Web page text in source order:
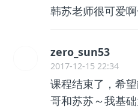
韩苏老师很可爱
zero_sun53
2017-12-15 22:34
课程结束了，希
哥和苏苏～我基